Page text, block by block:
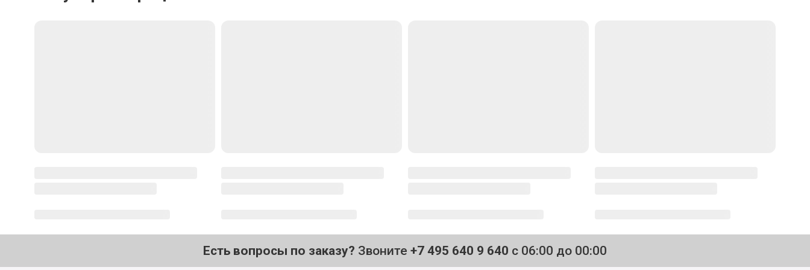
Есть вопросы по заказу? Звоните +7 495 640 9 640 с 06:00 до 00:00